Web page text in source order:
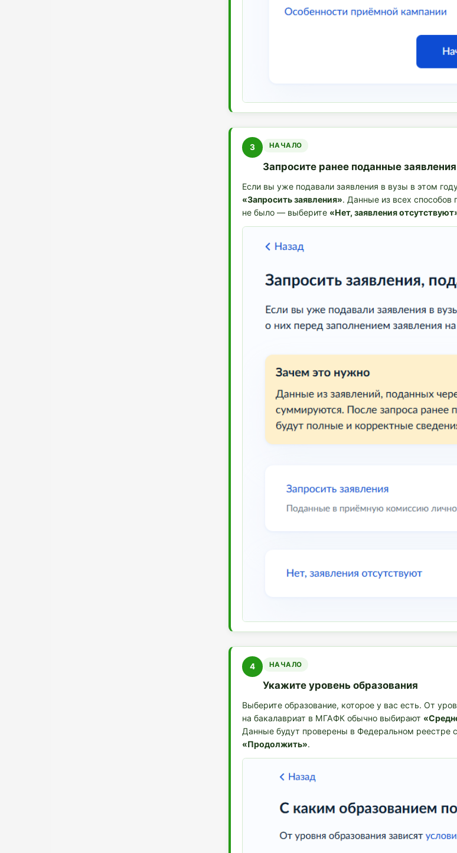
3 НАЧАЛО
Запросите ранее поданные заявления
Если вы уже подавали заявления в вузы в этом
«Запросить заявления». Данные из всех способов
не было — выберите «Нет, заявления
4 НАЧАЛО
Укажите уровень образования
Выберите образование, которое у вас есть. От
на бакалавриат в МГАФК обычно выбирают
Данные будут проверены в Федеральном реестре
«Продолжить».